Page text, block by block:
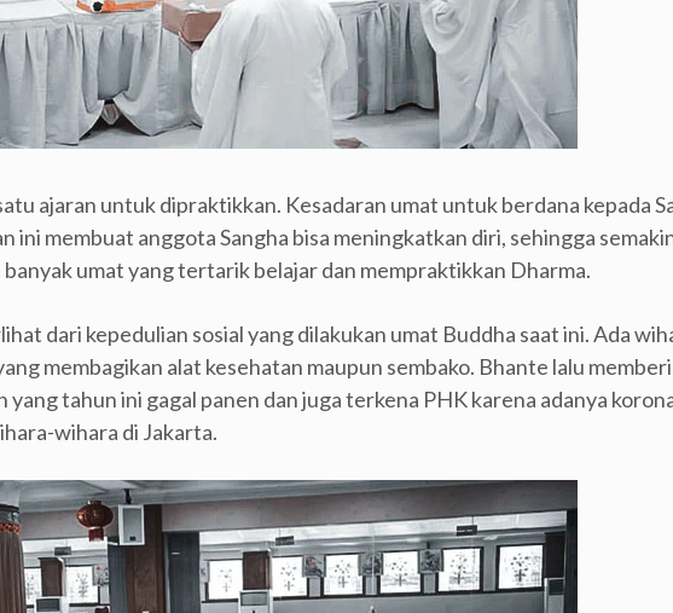
ajaran untuk dipraktikkan. Kesadaran umat untuk berdana kepada
ini membuat anggota Sangha bisa meningkatkan diri, sehingga
umat yang tertarik belajar dan mempraktikkan Dharma.
dari kepedulian sosial yang dilakukan umat Buddha saat ini. Ada
membagikan alat kesehatan maupun sembako. Bhante lalu
yang tahun ini gagal panen dan juga terkena PHK karena adanya
wihara di Jakarta.